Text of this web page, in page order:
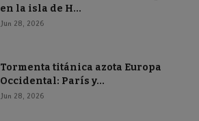
en la isla de H...
Jun 28, 2026
Tormenta titánica azota Europa
Occidental: París y...
Jun 28, 2026